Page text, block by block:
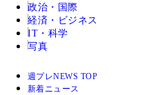
政治・国際
経済・ビジネス
IT・科学
写真
週プレNEWS TOP
新着ニュース